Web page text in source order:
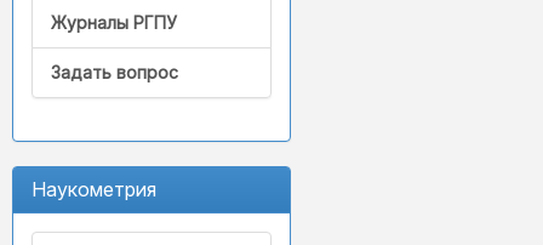
Журналы РГПУ
Задать вопрос
Наукометрия